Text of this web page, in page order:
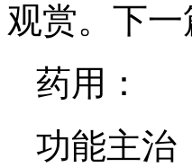
观赏。下一
药用：
功能主治